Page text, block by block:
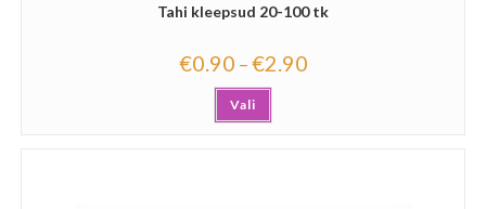
Tahi kleepsud 20-100 tk
€0.90 –€2.90
Vali